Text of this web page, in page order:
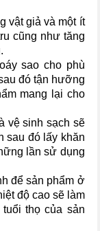
vật giả và một ít
cũng như tăng
sao cho phù
đó tận hưỡng
mang lại cho
vệ sinh sạch sẽ
sau đó lấy khăn
lần sử dụng
để sản phẩm ở
độ cao sẽ làm
thọ của sản